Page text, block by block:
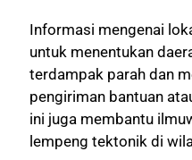
Informasi mengenai
untuk menentukan
terdampak parah dan
pengiriman bantuan
ini juga membantu
lempeng tektonik di